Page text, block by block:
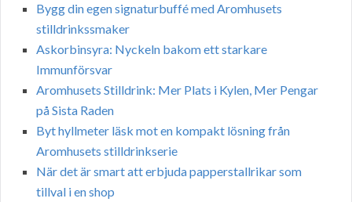
Bygg din egen signaturbuffé med Aromhusets
stilldrinkssmaker
Askorbinsyra: Nyckeln bakom ett starkare
Immunförsvar
Aromhusets Stilldrink: Mer Plats i Kylen, Mer Pengar
på Sista Raden
Byt hyllmeter läsk mot en kompakt lösning från
Aromhusets stilldrinkserie
När det är smart att erbjuda papperstallrikar som
tillval i en shop